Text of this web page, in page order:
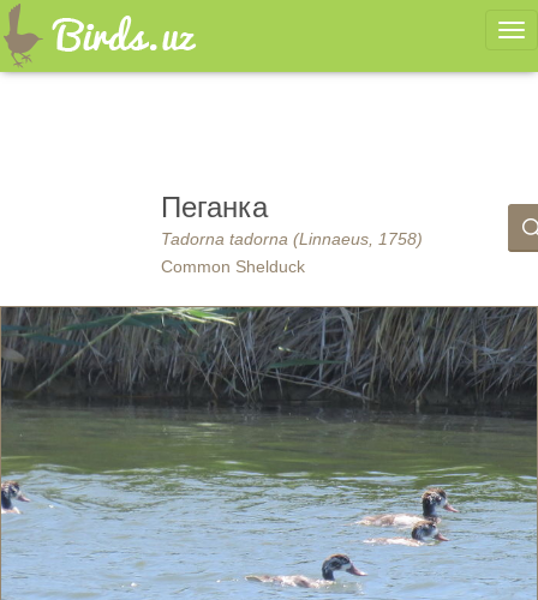
Пеганка
Tadorna tadorna (Linnaeus, 1758)
Common Shelduck